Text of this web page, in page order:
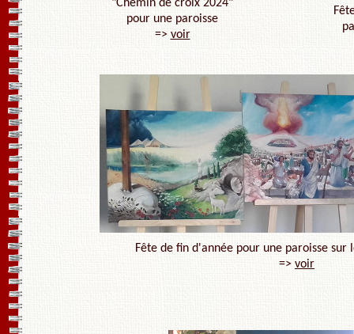
"Chemin de croix 2024"
pour une paroisse
=> voir
Fête de fin d'année pour une paroisse sur
=> voir